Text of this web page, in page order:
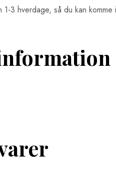
1-3 hverdage, så du kan